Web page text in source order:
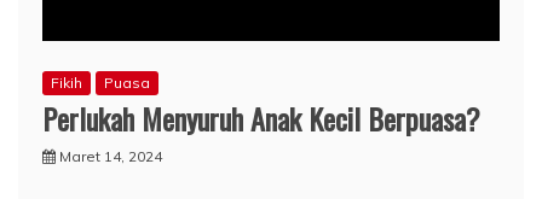
Fikih Puasa
Perlukah Menyuruh Anak Kecil Berpuasa?
Maret 14, 2024